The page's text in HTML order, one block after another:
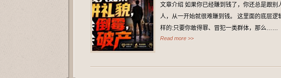
文章介绍 如果你已经賺到钱了，你还总是跟
人，从一开始就很难賺到钱。 这里面的底层
样的:只要你敢得罪、冒犯一类群体，那么……
Read more >>